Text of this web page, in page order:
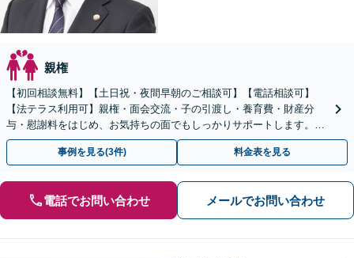
親権
【初回相談無料】【土日祝・夜間早朝のご相談可】【電話相談可】
【法テラス利用可】親権・面会交流・子の引渡し・養育費・財産分
与・慰謝料をはじめ、お気持ちの面でもしっかりサポートします。よ
り良い人生の再スタートに向けて、一緒に歩みだしましょう。
事例を見る(3件) 料金表を見る
電話でお問い合わせ メールでお問い合わせ